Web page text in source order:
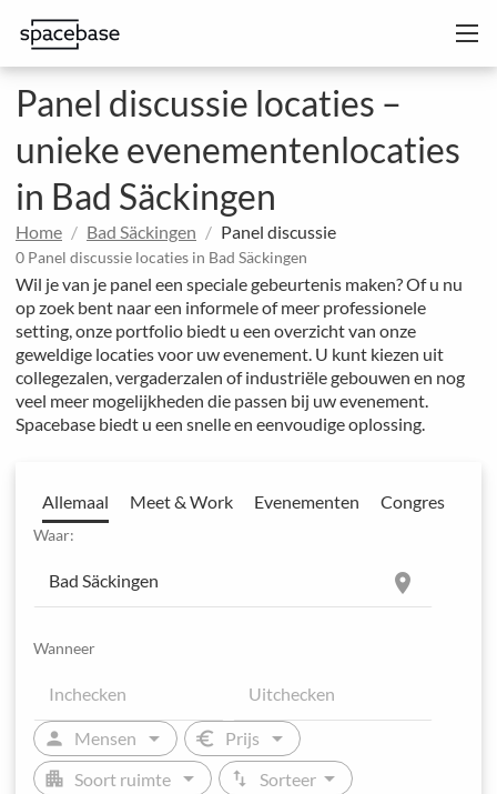
Panel discussie locaties –
unieke evenementenlocaties
in Bad Säckingen
Home Bad Säckingen Panel discussie
0 Panel discussie locaties in Bad Säckingen
Wil je van je panel een speciale gebeurtenis maken? Of u nu
op zoek bent naar een informele of meer professionele
setting, onze portfolio biedt u een overzicht van onze
geweldige locaties voor uw evenement. U kunt kiezen uit
collegezalen, vergaderzalen of industriële gebouwen en nog
veel meer mogelijkheden die passen bij uw evenement.
Spacebase biedt u een snelle en eenvoudige oplossing.
Allemaal Meet & Work Evenementen Congres
Waar:
location_on
Wanneer
person Mensen arrow_drop_down euro Prijs arrow_drop_down
apartment Soort ruimte arrow_drop_down swap_vert Sorteer arrow_drop_down